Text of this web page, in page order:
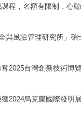
程，名額有限制，心
與風險管理研究所」碩
2025台灣創新技術博
2024烏克蘭國際發明